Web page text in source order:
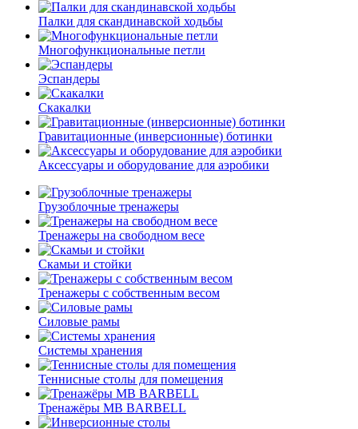
Палки для скандинавской ходьбы
Многофункциональные петли
Эспандеры
Скакалки
Гравитационные (инверсионные) ботинки
Аксессуары и оборудование для аэробики
Грузоблочные тренажеры
Тренажеры на свободном весе
Скамьи и стойки
Тренажеры с собственным весом
Силовые рамы
Системы хранения
Теннисные столы для помещения
Тренажёры MB BARBELL